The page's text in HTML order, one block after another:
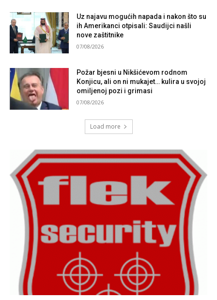
Uz najavu mogućih napada i nakon što su
ih Amerikanci otpisali: Saudijci našli
nove zaštitnike
07/08/2026
Požar bjesni u Nikšićevom rodnom
Konjicu, ali on ni mukajet… kulira u svojoj
omiljenoj pozi i grimasi
07/08/2026
Load more